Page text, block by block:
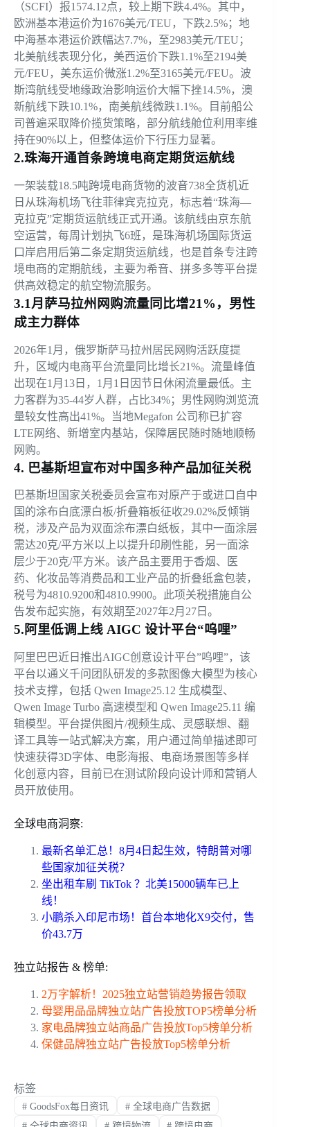
（SCFI）报1574.12点，较上期下跌4.4%。其中，
欧洲基本港运价为1676美元/TEU，下跌2.5%；地
中海基本港运价跌幅达7.7%，至2983美元/TEU；
北美航线表现分化，美西运价下跌1.1%至2194美
元/FEU，美东运价微涨1.2%至3165美元/FEU。波
斯湾航线受地缘政治影响运价大幅下挫14.5%，澳
新航线下跌10.1%，南美航线微跌1.1%。目前船公
司普遍采取降价揽货策略，部分航线舱位利用率维
持在90%以上，但整体运价下行压力显著。
2.珠海开通首条跨境电商定期货运航线
一架装载18.5吨跨境电商货物的波音738全货机近
日从珠海机场飞往菲律宾克拉克，标志着“珠海—
克拉克”定期货运航线正式开通。该航线由京东航
空运营，每周计划执飞6班，是珠海机场国际货运
口岸启用后第二条定期货运航线，也是首条专注跨
境电商的定期航线，主要为希音、拼多多等平台提
供高效稳定的航空物流服务。
3.1月萨马拉州网购流量同比增21%，男性
成主力群体
2026年1月，俄罗斯萨马拉州居民网购活跃度提
升，区域内电商平台流量同比增长21%。流量峰值
出现在1月13日，1月1日因节日休闲流量最低。主
力客群为35-44岁人群，占比34%；男性网购浏览流
量较女性高出41%。当地Megafon 公司称已扩容
LTE网络、新增室内基站，保障居民随时随地顺畅
网购。
4. 巴基斯坦宣布对中国多种产品加征关税
巴基斯坦国家关税委员会宣布对原产于或进口自中
国的涂布白底漂白板/折叠箱板征收29.02%反倾销
税，涉及产品为双面涂布漂白纸板，其中一面涂层
需达20克/平方米以上以提升印刷性能，另一面涂
层少于20克/平方米。该产品主要用于香烟、医
药、化妆品等消费品和工业产品的折叠纸盒包装，
税号为4810.9200和4810.9900。此项关税措施自公
告发布起实施，有效期至2027年2月27日。
5.阿里低调上线 AIGC 设计平台“呜哩”
阿里巴巴近日推出AIGC创意设计平台”呜哩”，该
平台以通义千问团队研发的多款图像大模型为核心
技术支撑，包括 Qwen Image25.12 生成模型、
Qwen Image Turbo 高速模型和 Qwen Image25.11 编
辑模型。平台提供图片/视频生成、灵感联想、翻
译工具等一站式解决方案，用户通过简单描述即可
快速获得3D字体、电影海报、电商场景图等多样
化创意内容，目前已在测试阶段向设计师和营销人
员开放使用。
全球电商洞察:
最新名单汇总！8月4日起生效，特朗普对哪
些国家加征关税？
坐出租车刷 TikTok ？北美15000辆车已上
线！
小鹏杀入印尼市场！首台本地化X9交付，售
价43.7万
独立站报告 & 榜单:
2万字解析！2025独立站营销趋势报告领取
母婴用品品牌独立站广告投放TOP5榜单分析
家电品牌独立站商品广告投放Top5榜单分析
保健品牌独立站广告投放Top5榜单分析
标签
#GoodsFox每日资讯 #全球电商广告数据